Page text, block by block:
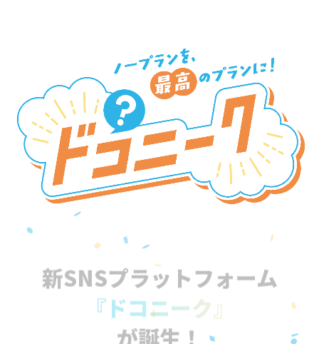
新SNSプラットフォーム
『ドコニーク』
が誕生！